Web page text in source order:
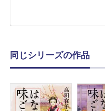
同じシリーズの作品